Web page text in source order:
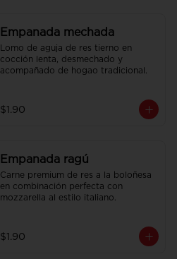
Empanada mechada
Lomo de aguja de res tierno en
cocción lenta, desmechado y
acompañado de hogao tradicional.
$1.90
Empanada ragú
Carne premium de res a la boloñesa
en combinación perfecta con
mozzarella al estilo italiano.
$1.90